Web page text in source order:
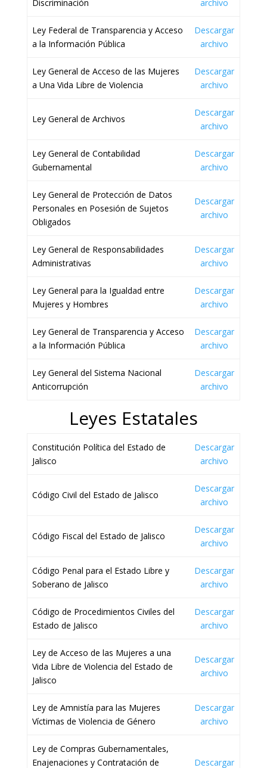
Discriminación
archivo
Ley Federal de Transparencia y Acceso
a la Información Pública
Descargar
archivo
Ley General de Acceso de las Mujeres
a Una Vida Libre de Violencia
Descargar
archivo
Ley General de Archivos
Descargar
archivo
Ley General de Contabilidad
Gubernamental
Descargar
archivo
Ley General de Protección de Datos
Personales en Posesión de Sujetos
Obligados
Descargar
archivo
Ley General de Responsabilidades
Administrativas
Descargar
archivo
Ley General para la Igualdad entre
Mujeres y Hombres
Descargar
archivo
Ley General de Transparencia y Acceso
a la Información Pública
Descargar
archivo
Ley General del Sistema Nacional
Anticorrupción
Descargar
archivo
Leyes Estatales
Constitución Política del Estado de
Jalisco
Descargar
archivo
Código Civil del Estado de Jalisco
Descargar
archivo
Código Fiscal del Estado de Jalisco
Descargar
archivo
Código Penal para el Estado Libre y
Soberano de Jalisco
Descargar
archivo
Código de Procedimientos Civiles del
Estado de Jalisco
Descargar
archivo
Ley de Acceso de las Mujeres a una
Vida Libre de Violencia del Estado de
Jalisco
Descargar
archivo
Ley de Amnistía para las Mujeres
Víctimas de Violencia de Género
Descargar
archivo
Ley de Compras Gubernamentales,
Enajenaciones y Contratación de
Descargar